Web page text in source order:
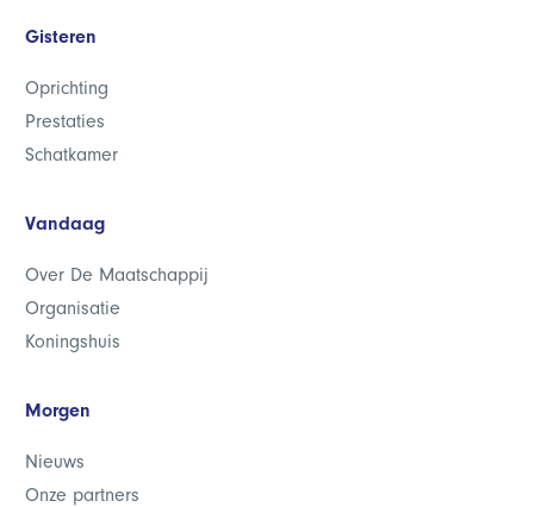
Gisteren
Oprichting
Prestaties
Schatkamer
Vandaag
Over De Maatschappij
Organisatie
Koningshuis
Morgen
Nieuws
Onze partners